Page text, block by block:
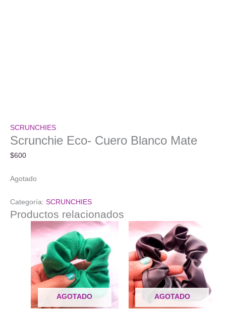
SCRUNCHIES
Scrunchie Eco- Cuero Blanco Mate
$600
Agotado
Categoría: SCRUNCHIES
Productos relacionados
AGOTADO AGOTADO